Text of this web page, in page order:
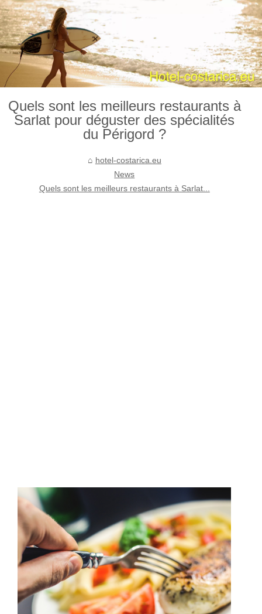
Quels sont les meilleurs restaurants à
Sarlat pour déguster des spécialités
du Périgord ?
hotel-costarica.eu
News
Quels sont les meilleurs restaurants à Sarlat...